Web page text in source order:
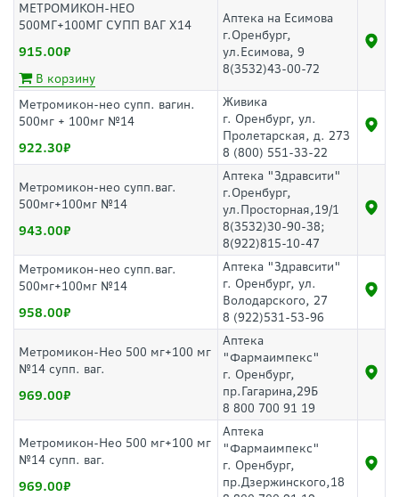
МЕТРОМИКОН-НЕО
500МГ+100МГ СУПП ВАГ Х14
915.00
В корзину
Аптека на Есимова
г.Оренбург,
ул.Есимова, 9
8(3532)43-00-72
Метромикон-нео супп. вагин.
500мг + 100мг №14
922.30
Живика
г. Оренбург, ул.
Пролетарская, д. 273
8 (800) 551-33-22
Метромикон-нео супп.ваг.
500мг+100мг №14
943.00
Аптека "Здравсити"
г.Оренбург,
ул.Просторная,19/1
8(3532)30-90-38;
8(922)815-10-47
Метромикон-нео супп.ваг.
500мг+100мг №14
958.00
Аптека "Здравсити"
г. Оренбург, ул.
Володарского, 27
8 (922)531-53-96
Метромикон-Нео 500 мг+100 мг
№14 супп. ваг.
969.00
Аптека
"Фармаимпекс"
г. Оренбург,
пр.Гагарина,29Б
8 800 700 91 19
Метромикон-Нео 500 мг+100 мг
№14 супп. ваг.
969.00
Аптека
"Фармаимпекс"
г. Оренбург,
пр.Дзержинского,18